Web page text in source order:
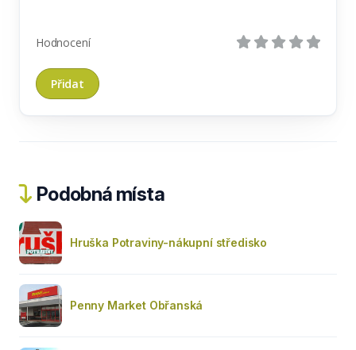
Hodnocení
Podobná místa
Hruška Potraviny-nákupní středisko
Penny Market Obřanská